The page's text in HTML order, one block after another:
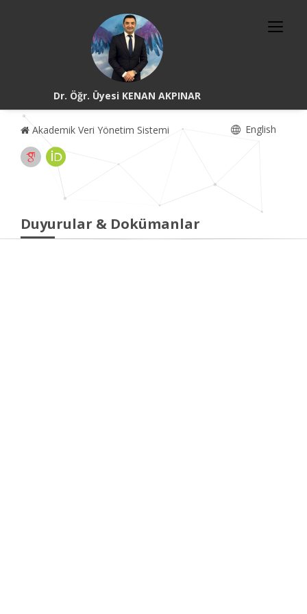
Dr. Öğr. Üyesi KENAN AKPINAR
Akademik Veri Yönetim Sistemi English
Duyurular & Dokümanlar